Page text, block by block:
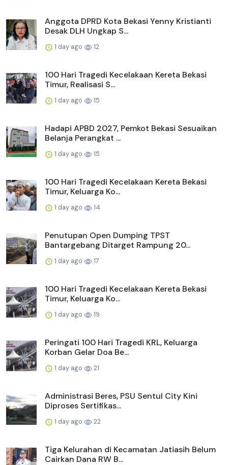
Anggota DPRD Kota Bekasi Yenny Kristianti
Desak DLH Ungkap S...
1 day ago 12
100 Hari Tragedi Kecelakaan Kereta Bekasi
Timur, Realisasi S...
1 day ago 15
Hadapi APBD 2027, Pemkot Bekasi Sesuaikan
Belanja Perangkat ...
1 day ago 15
100 Hari Tragedi Kecelakaan Kereta Bekasi
Timur, Keluarga Ko...
1 day ago 14
Penutupan Open Dumping TPST
Bantargebang Ditarget Rampung 20...
1 day ago 17
100 Hari Tragedi Kecelakaan Kereta Bekasi
Timur, Keluarga Ko...
1 day ago 19
Peringati 100 Hari Tragedi KRL, Keluarga
Korban Gelar Doa Be...
1 day ago 21
Administrasi Beres, PSU Sentul City Kini
Diproses Sertifikas...
1 day ago 22
Tiga Kelurahan di Kecamatan Jatiasih Belum
Cairkan Dana RW B...